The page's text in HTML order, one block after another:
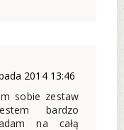
2014 13:46
sobie zestaw
bardzo
na całą